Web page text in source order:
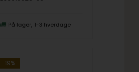
På lager 1-3 hverdage
19%